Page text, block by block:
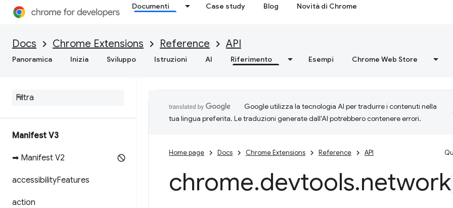
Documenti Case study Blog Novità di Chrome
Docs Chrome Extensions Reference API
Panoramica Inizia Sviluppo Istruzioni AI Riferimento Esempi Chrome Web Store
Manifest V3
➡ Manifest V2
accessibilityFeatures
action
Google utilizza la tecnologia AI per tradurre i contenuti nella
tua lingua preferita. Le traduzioni generate dall'AI potrebbero contenere errori.
Home page Docs Chrome Extensions Reference API
chrome.devtools.network